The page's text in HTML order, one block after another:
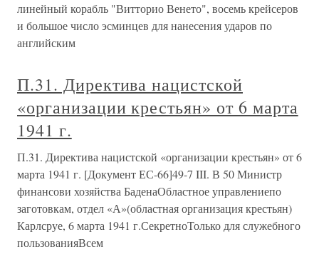
линейный корабль "Витторио Венето", восемь крейсеров
и большое число эсминцев для нанесения ударов по
английским
П.31. Директива нацистской
«организации крестьян» от 6 марта
1941 г.
П.31. Директива нацистской «организации крестьян» от 6
марта 1941 г. [Документ ЕС-66]49-7 III. В 50 Министр
финансови хозяйства БаденаОбластное управлениепо
заготовкам, отдел «А»(областная организация крестьян)
Карлсруе, 6 марта 1941 г.СекретноТолько для служебного
пользованияВсем